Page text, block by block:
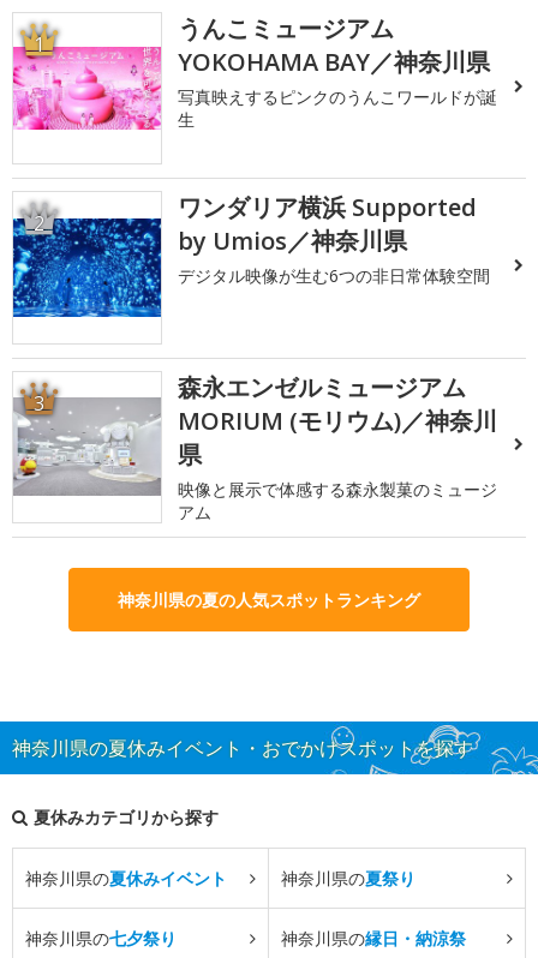
1
うんこミュージアム
YOKOHAMA BAY／神奈川県
写真映えするピンクのうんこワールドが誕
生
2
ワンダリア横浜 Supported
by Umios／神奈川県
デジタル映像が生む6つの非日常体験空間
3
森永エンゼルミュージアム
MORIUM (モリウム)／神奈川
県
映像と展示で体感する森永製菓のミュージ
アム
神奈川県の夏の人気スポットランキング
神奈川県の夏休みイベント・おでかけスポットを探す
夏休みカテゴリから探す
神奈川県の夏休みイベント 神奈川県の夏祭り
神奈川県の七夕祭り 神奈川県の縁日・納涼祭